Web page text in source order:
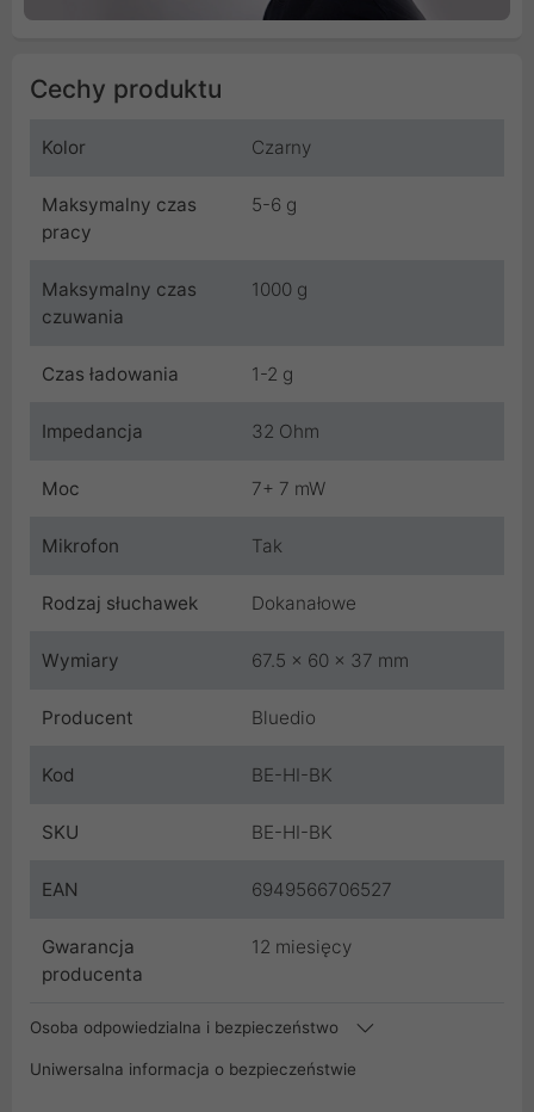
Cechy produktu
Kolor Czarny
Maksymalny czas
pracy
5-6 g
Maksymalny czas
czuwania
1000 g
Czas ładowania 1-2 g
Impedancja 32 Ohm
Moc 7+ 7 mW
Mikrofon Tak
Rodzaj słuchawek Dokanałowe
Wymiary 67.5 x 60 x 37 mm
Producent Bluedio
Kod BE-HI-BK
SKU BE-HI-BK
EAN 6949566706527
Gwarancja
producenta
12 miesięcy
Osoba odpowiedzialna i bezpieczeństwo
Uniwersalna informacja o bezpieczeństwie